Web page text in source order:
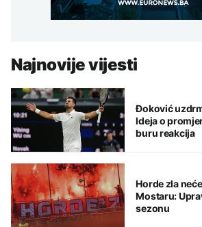
Najnovije vijesti
Đoković
Ideja o
buru reakcija
Horde zla
Mostaru:
sezonu